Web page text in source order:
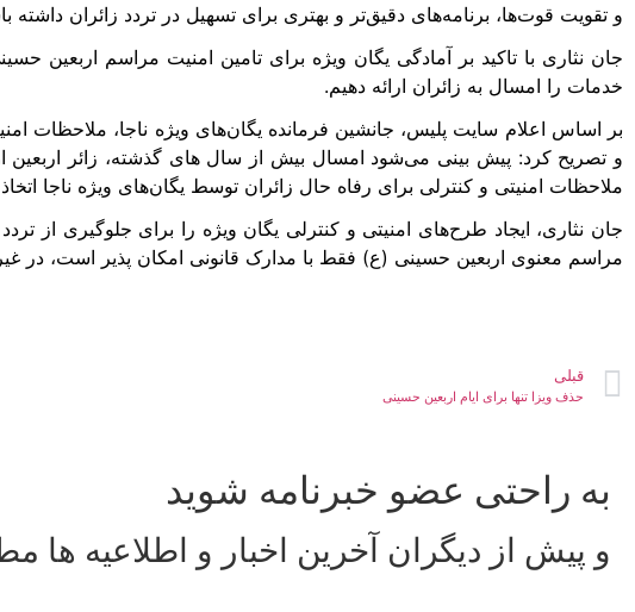
و تقویت قوت‌ها، برنامه‌های دقیق‌تر و بهتری برای تسهیل در تردد زائران داشته
جان نثاری با تاکید بر آمادگی یگان ویژه برای تامین امنیت مراسم اربعین
خدمات را امسال به زائران ارائه دهیم.
بر اساس اعلام سایت پلیس، جانشین فرمانده یگان‌های ویژه ناجا، ملاحظات
و تصریح کرد: پیش بینی می‌شود امسال بیش از سال های گذشته، زائر اربعین
ملاحظات امنیتی و کنترلی برای رفاه حال زائران توسط یگان‌های ویژه ناجا
جان نثاری، ایجاد طرح‌های امنیتی و کنترلی یگان ویژه را برای جلوگیری
مراسم معنوی اربعین حسینی (ع) فقط با مدارک قانونی امکان پذیر است،
قبلی
حذف ویزا تنها برای ایام اربعین حسینی
به راحتی عضو خبرنامه شوید
و پیش از دیگران آخرین اخبار و اطلاعیه ها